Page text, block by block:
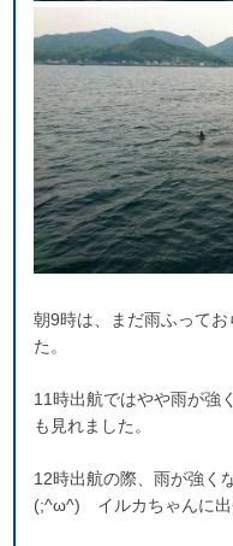
朝9時は、まだ雨ふって
た。
11時出航ではやや雨が強
も見れました。
12時出航の際、雨が強く
(;^ω^) イルカちゃんに出